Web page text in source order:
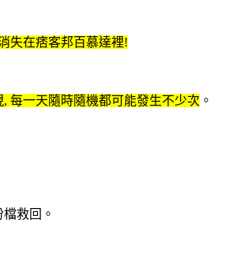
失在痞客邦百慕達裡!
每一天隨時隨機都可能發生不少次 。
救回。